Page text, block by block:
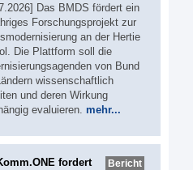
Das BMDS fördert ein
Forschungsprojekt zur
an der Hertie
Die Plattform soll die
von Bund
wissenschaftlich
und deren Wirkung
evaluieren. mehr...
Bericht
fordert